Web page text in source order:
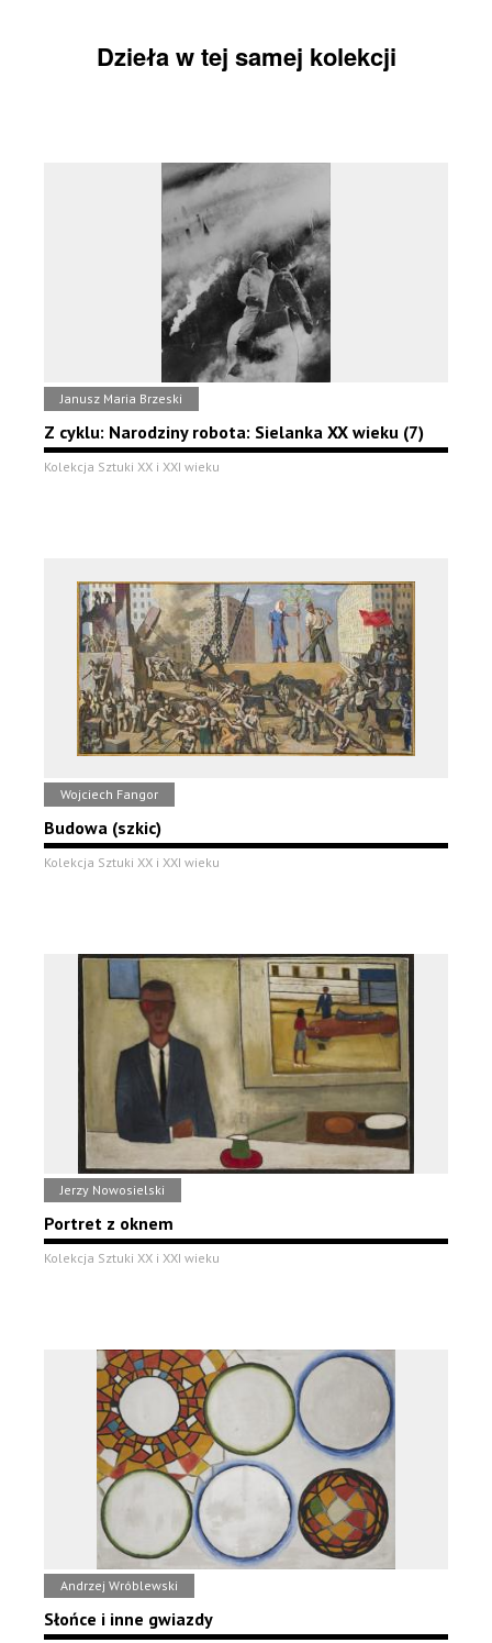
Dzieła w tej samej kolekcji
Janusz Maria Brzeski
Z cyklu: Narodziny robota: Sielanka XX wieku (7)
Kolekcja Sztuki XX i XXI wieku
Wojciech Fangor
Budowa (szkic)
Kolekcja Sztuki XX i XXI wieku
Jerzy Nowosielski
Portret z oknem
Kolekcja Sztuki XX i XXI wieku
Andrzej Wróblewski
Słońce i inne gwiazdy